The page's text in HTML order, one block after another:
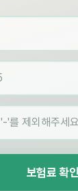
보험료 확인